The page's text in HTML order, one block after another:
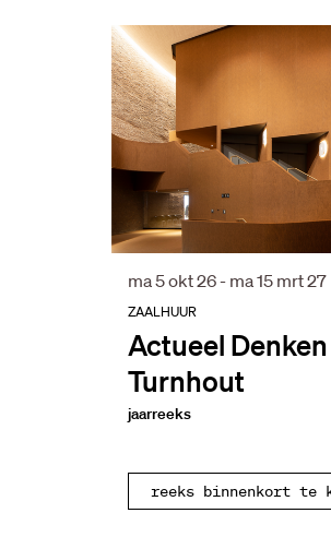
Actueel
Turnhout
jaarreeks
ZAALHUUR
ma 5 okt 26- ma 15 mrt 27
reeks binnenkort te